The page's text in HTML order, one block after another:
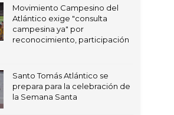
Movimiento Campesino del
Atlántico exige "consulta
campesina ya" por
reconocimiento, participación
Santo Tomás Atlántico se
prepara para la celebración de
la Semana Santa